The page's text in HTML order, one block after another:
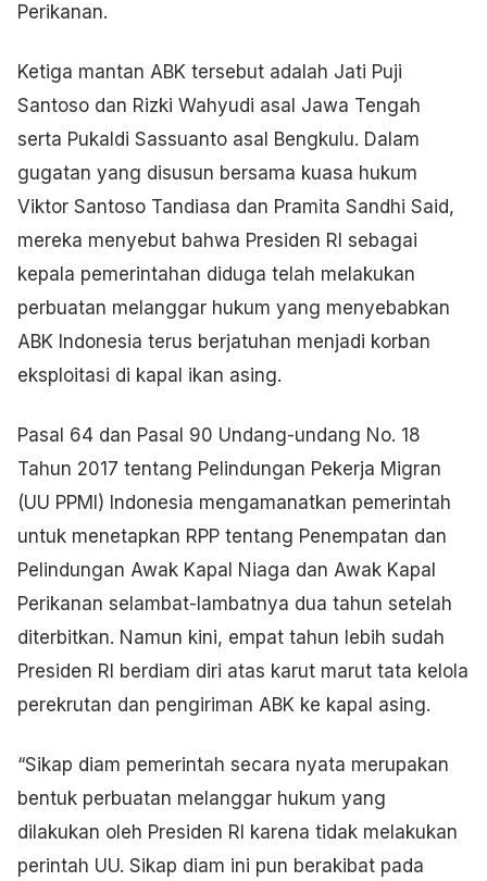
Perikanan.
Ketiga mantan ABK tersebut adalah Jati Puji
Santoso dan Rizki Wahyudi asal Jawa Tengah
serta Pukaldi Sassuanto asal Bengkulu. Dalam
gugatan yang disusun bersama kuasa hukum
Viktor Santoso Tandiasa dan Pramita Sandhi Said,
mereka menyebut bahwa Presiden RI sebagai
kepala pemerintahan diduga telah melakukan
perbuatan melanggar hukum yang menyebabkan
ABK Indonesia terus berjatuhan menjadi korban
eksploitasi di kapal ikan asing.
Pasal 64 dan Pasal 90 Undang-undang No. 18
Tahun 2017 tentang Pelindungan Pekerja Migran
(UU PPMI) Indonesia mengamanatkan pemerintah
untuk menetapkan RPP tentang Penempatan dan
Pelindungan Awak Kapal Niaga dan Awak Kapal
Perikanan selambat-lambatnya dua tahun setelah
diterbitkan. Namun kini, empat tahun lebih sudah
Presiden RI berdiam diri atas karut marut tata kelola
perekrutan dan pengiriman ABK ke kapal asing.
“Sikap diam pemerintah secara nyata merupakan
bentuk perbuatan melanggar hukum yang
dilakukan oleh Presiden RI karena tidak melakukan
perintah UU. Sikap diam ini pun berakibat pada